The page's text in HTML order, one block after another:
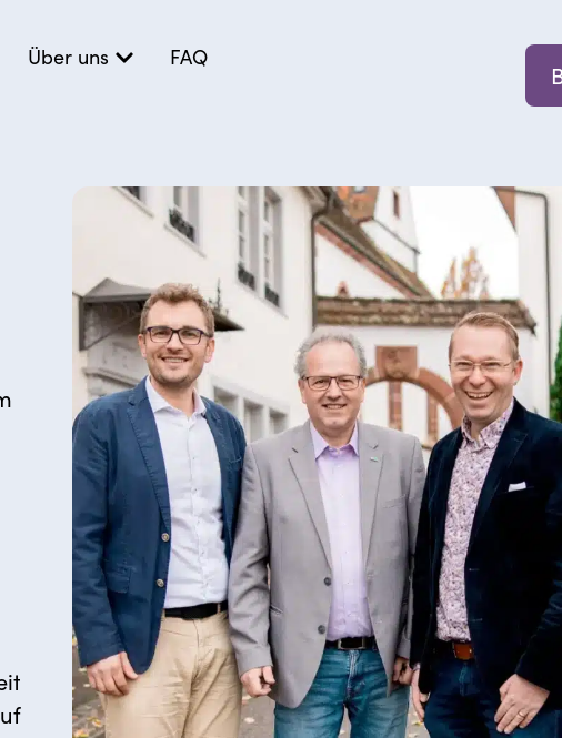
Über uns FAQ